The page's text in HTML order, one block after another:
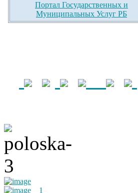
Портал Государственных и
Муниципальных Услуг РБ